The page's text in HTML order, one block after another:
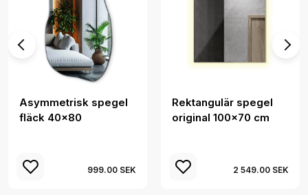
Asymmetrisk spegel
fläck 40x80
999.00 SEK
Rektangulär spegel
original 100x70 cm
2 549.00 SEK